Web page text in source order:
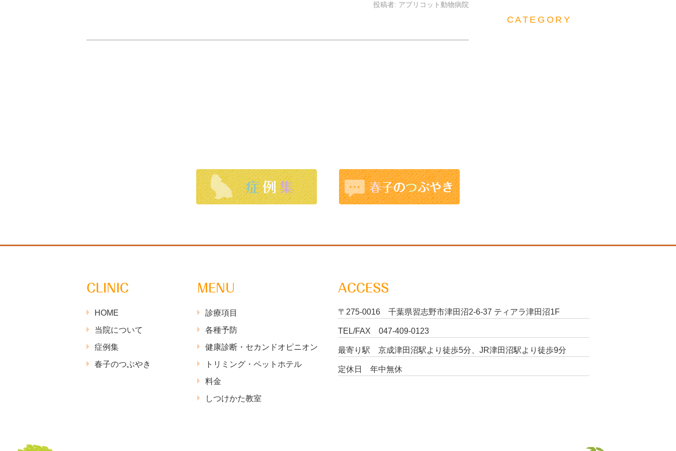
投稿者: アプリコット動物病院
CATEGORY
CLINIC
HOME
当院について
症例集
春子のつぶやき
MENU
診療項目
各種予防
健康診断・セカンドオピニオン
トリミング・ペットホテル
料金
しつけかた教室
ACCESS
〒275-0016 千葉県習志野市津田沼2-6-37 ティアラ津田沼1F
TEL/FAX 047-409-0123
最寄り駅 京成津田沼駅より徒歩5分、JR津田沼駅より徒歩9分
定休日 年中無休